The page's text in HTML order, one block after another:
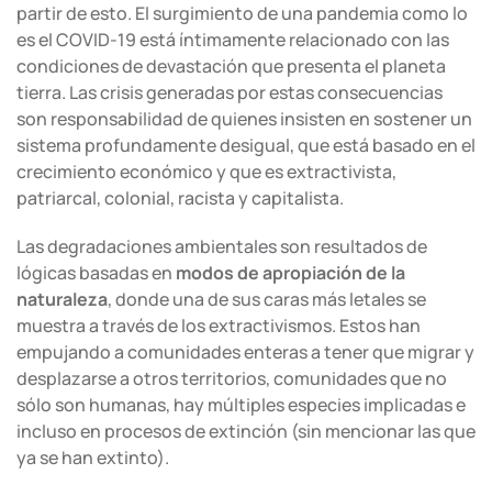
partir de esto. El surgimiento de una pandemia como lo
es el COVID-19 está íntimamente relacionado con las
condiciones de devastación que presenta el planeta
tierra. Las crisis generadas por estas consecuencias
son responsabilidad de quienes insisten en sostener un
sistema profundamente desigual, que está basado en el
crecimiento económico y que es extractivista,
patriarcal, colonial, racista y capitalista.
Las degradaciones ambientales son resultados de
lógicas basadas en modos de apropiación de la
naturaleza, donde una de sus caras más letales se
muestra a través de los extractivismos. Estos han
empujando a comunidades enteras a tener que migrar y
desplazarse a otros territorios, comunidades que no
sólo son humanas, hay múltiples especies implicadas e
incluso en procesos de extinción (sin mencionar las que
ya se han extinto).